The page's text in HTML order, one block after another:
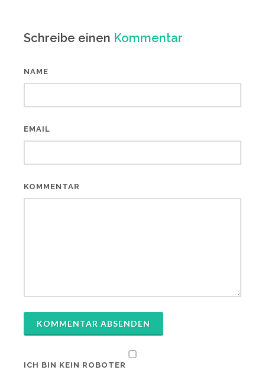
Schreibe einen Kommentar
NAME
EMAIL
KOMMENTAR
KOMMENTAR ABSENDEN
ICH BIN KEIN ROBOTER